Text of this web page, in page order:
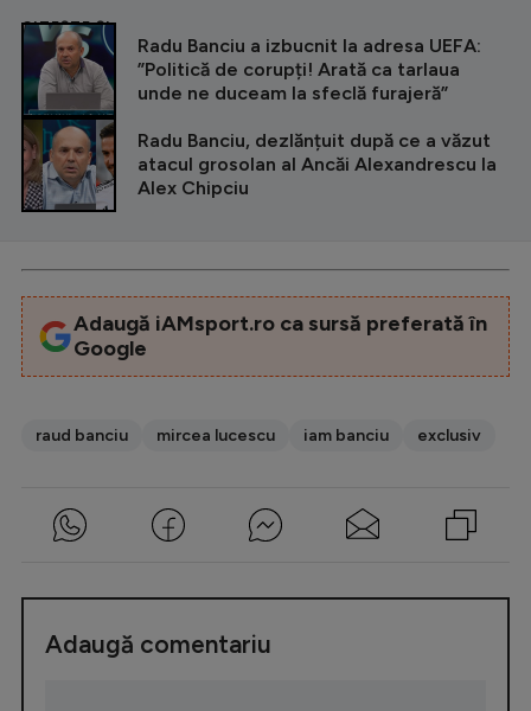
CITEȘTE ȘI
Radu Banciu a izbucnit la adresa UEFA:
”Politică de corupți! Arată ca tarlaua
unde ne duceam la sfeclă furajeră”
Radu Banciu, dezlănțuit după ce a văzut
atacul grosolan al Ancăi Alexandrescu la
Alex Chipciu
Adaugă iAMsport.ro ca sursă preferată în
Google
raud banciu mircea lucescu iam banciu exclusiv
Adaugă comentariu